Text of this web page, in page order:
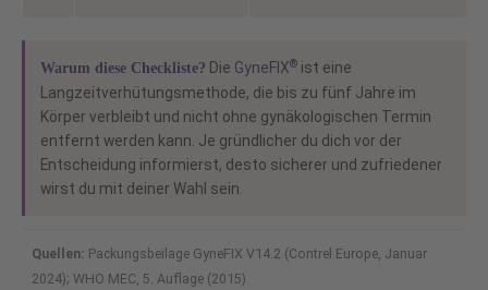
Warum diese Checkliste? Die GyneFIX® ist eine
Langzeitverhütungsmethode, die bis zu fünf Jahre im
Körper verbleibt und nicht ohne gynäkologischen Termin
entfernt werden kann. Je gründlicher du dich vor der
Entscheidung informierst, desto sicherer und zufriedener
wirst du mit deiner Wahl sein.
Quellen: Packungsbeilage GyneFIX V14.2 (Contrel Europe, Januar
2024); WHO MEC, 5. Auflage (2015)